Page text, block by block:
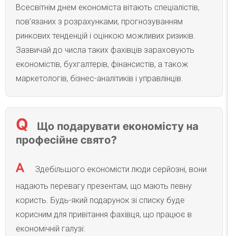
Всесвітнім днем економіста вітають спеціалістів,
пов’язаних з розрахунками, прогнозуванням
ринкових тенденцій і оцінкою можливих ризиків.
Зазвичай до числа таких фахівців зараховують
економістів, бухгалтерів, фінансистів, а також
маркетологів, бізнес-аналітиків і управлінців.
Що подарувати економісту на
професійне свято?
Здебільшого економісти люди серйозні, вони
надають перевагу презентам, що мають певну
користь. Будь-який подарунок зі списку буде
корисним для привітання фахівця, що працює в
економічній галузі: